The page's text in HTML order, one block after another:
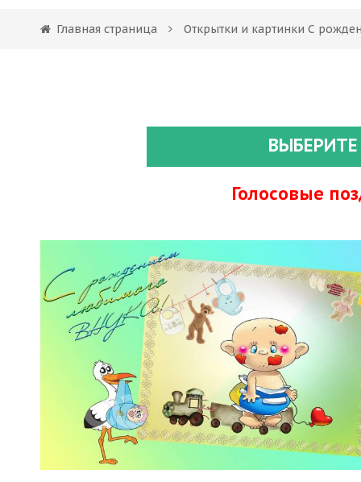
Главная страница Открытки и картинки С
Голосовые